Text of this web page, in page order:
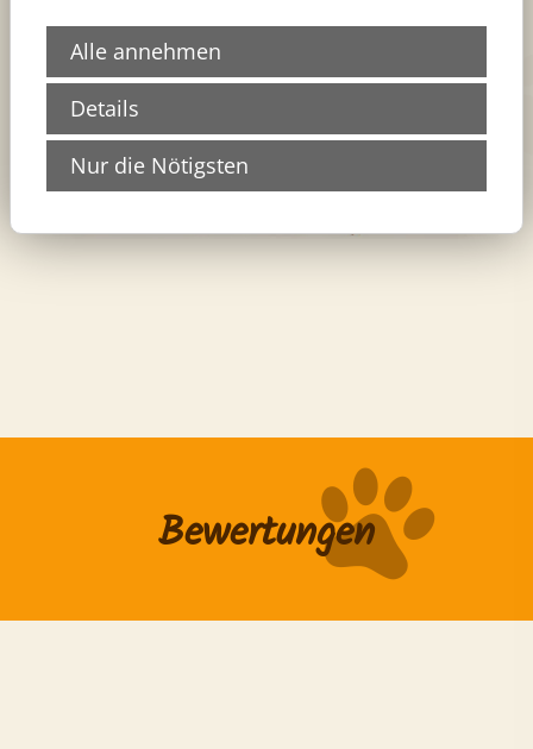
zur Border-Collie Zucht
Bewertungen
Alle annehmen
Details
Nur die Nötigsten